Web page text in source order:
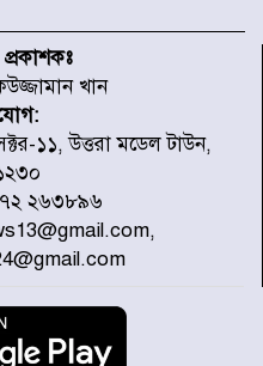
বন্দর বন্ধ
খাতে জিডিপির ৫ শতাংশ
স্থানীয় সরকার মন্ত্রীর
ঘুরে দেখলেন এনসিপি
দাবানল নেভাতে গিয়ে
খান
১১, উত্তরা মডেল টাউন,
২৬৩৮৯৬